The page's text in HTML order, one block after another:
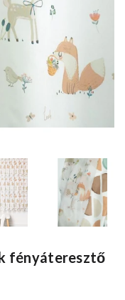
fényáteresztő